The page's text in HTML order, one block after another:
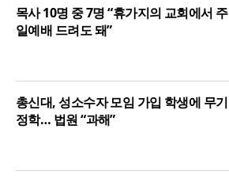
목사 10명 중 7명 “휴가지의 교회에서 주
일예배 드려도 돼”
총신대, 성소수자 모임 가입 학생에 무기
정학… 법원 “과해”